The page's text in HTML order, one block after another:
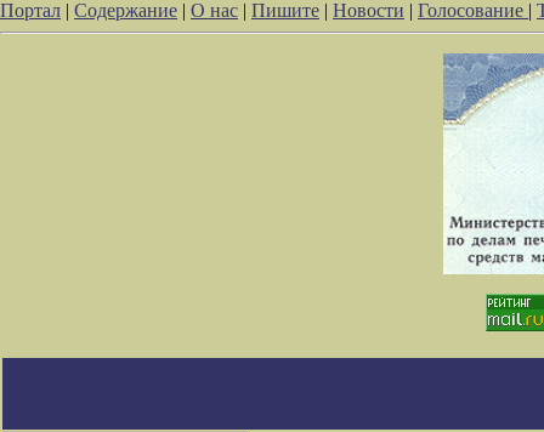
Портал | Содержание | О нас | Пишите | Новости | Голосование |